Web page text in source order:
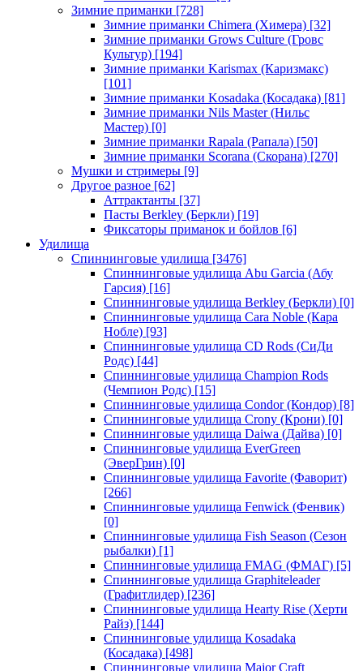
Зимние приманки [728]
Зимние приманки Chimera (Химера) [32]
Зимние приманки Grows Culture (Гровс
Культур) [194]
Зимние приманки Karismax (Каризмакс)
[101]
Зимние приманки Kosadaka (Косадака) [81]
Зимние приманки Nils Master (Нильс
Мастер) [0]
Зимние приманки Rapala (Рапала) [50]
Зимние приманки Scorana (Скорана) [270]
Мушки и стримеры [9]
Другое разное [62]
Аттрактанты [37]
Пасты Berkley (Беркли) [19]
Фиксаторы приманок и бойлов [6]
Удилища
Спиннинговые удилища [3476]
Спиннинговые удилища Abu Garcia (Абу
Гарсия) [16]
Спиннинговые удилища Berkley (Беркли) [0]
Спиннинговые удилища Cara Noble (Кара
Нобле) [93]
Спиннинговые удилища CD Rods (СиДи
Родс) [44]
Спиннинговые удилища Champion Rods
(Чемпион Родс) [15]
Спиннинговые удилища Condor (Кондор) [8]
Спиннинговые удилища Crony (Крони) [0]
Спиннинговые удилища Daiwa (Дайва) [0]
Спиннинговые удилища EverGreen
(ЭверГрин) [0]
Спиннинговые удилища Favorite (Фаворит)
[266]
Спиннинговые удилища Fenwick (Фенвик)
[0]
Спиннинговые удилища Fish Season (Сезон
рыбалки) [1]
Спиннинговые удилища FMAG (ФМАГ) [5]
Спиннинговые удилища Graphiteleader
(Графитлидер) [236]
Спиннинговые удилища Hearty Rise (Херти
Райз) [144]
Спиннинговые удилища Kosadaka
(Косадака) [498]
Спиннинговые удилища Major Craft